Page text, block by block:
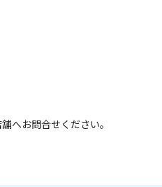
へお問合せください。